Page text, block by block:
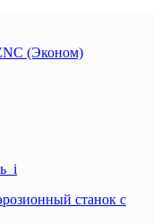
(Эконом)
i
станок с